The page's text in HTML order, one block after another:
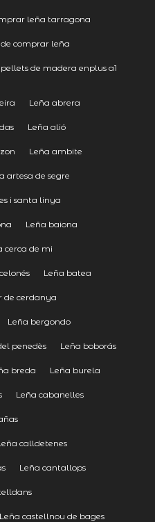
leña tarragona
comprar leña
de madera enplus a1
Leña abrera
Leña alió
Leña ambite
artesa de segre
i santa linya
Leña baiona
cerca de mi
Leña batea
de cerdanya
Leña bergondo
penedès Leña boborás
breda Leña burela
Leña cabanelles
calldetenes
Leña cantallops
Leña castellnou de bages